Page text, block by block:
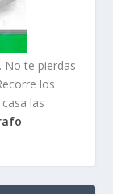
No te pierdas
los
las